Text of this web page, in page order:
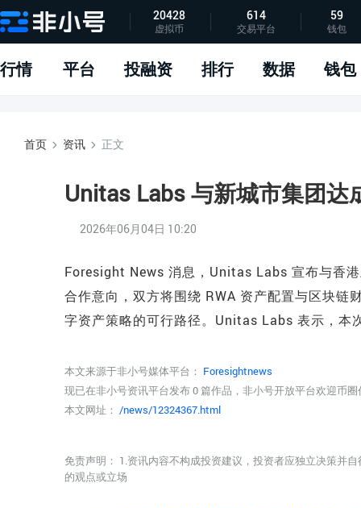
APP下载
指标说明
问题反馈
20428
虚拟币
614
交易平台
59
钱包
行情 平台 投融资 排行 数据 钱包
首页 资讯 正文
Unitas Labs 与新城市集团达
2026年06月04日 10:20
Foresight News 消息，Unitas Labs 宣布与香
合作意向，双方将围绕 RWA 资产配置与区块链
字资产策略的可行路径。Unitas Labs 表示，本
本文来源于非小号媒体平台： Foresightnews
现已在非小号资讯平台发布 0 篇作品，非小号开放平台欢迎币
本文网址： /news/12324367.html
免责声明： 1.资讯内容不构成投资建议，投资者应独立决策并
的观点或立场